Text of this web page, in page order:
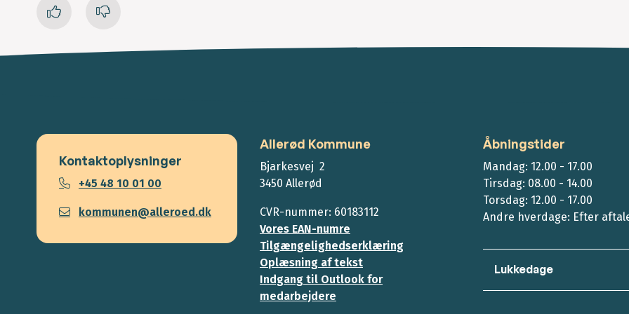
Kontaktoplysninger
+45 48 10 01 00
kommunen@alleroed.dk
Allerød Kommune
Bjarkesvej 2
3450 Allerød
CVR-nummer: 60183112
Vores EAN-numre
Tilgængelighedserklæring
Oplæsning af tekst
Indgang til Outlook for
medarbejdere
Åbningstider
Mandag: 12.00 - 17.00
Tirsdag: 08.00 - 14.00
Torsdag: 12.00 - 17.00
Andre hverdage: Efter
Lukkedage